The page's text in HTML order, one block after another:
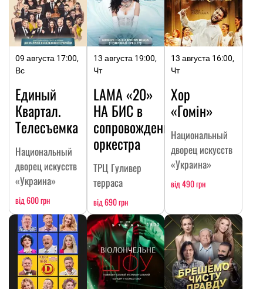
09 августа 17:00,
Вс
Единый
Квартал.
Телесъемка
Национальный
дворец искусств
«Украина»
від 600 грн
13 августа 19:00,
Чт
LAMA «20»
НА БИC в
сопровождении
оркестра
ТРЦ Гуливер
терраса
від 690 грн
13 августа 16:00,
Чт
Хор
«Гомін»
Национальный
дворец искусств
«Украина»
від 490 грн